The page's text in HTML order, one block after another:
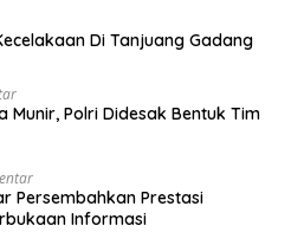
Di Tanjuang Gadang
Munir, Polri Didesak Bentuk Tim
Persembahkan Prestasi
Informasi